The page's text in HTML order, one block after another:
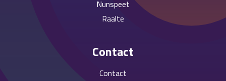
Nunspeet
Raalte
Contact
Contact